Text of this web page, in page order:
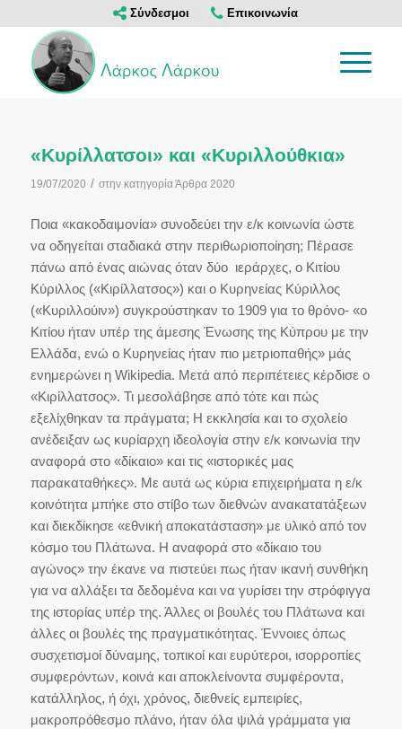
Σύνδεσμοι Επικοινωνία
«Κυρίλλατσοι» και «Κυριλλούθκια»
19/07/2020 / στην κατηγορίαΆρθρα 2020
Ποια «κακοδαιμονία» συνοδεύει την ε/κ κοινωνία ώστε
να οδηγείται σταδιακά στην περιθωριοποίηση; Πέρασε
πάνω από ένας αιώνας όταν δύο ιεράρχες, ο Κιτίου
Κύριλλος («Κιρίλλατσος») και ο Κυρηνείας Κύριλλος
(«Κυριλλούιν») συγκρούστηκαν το 1909 για το θρόνο- «ο
Κιτίου ήταν υπέρ της άμεσης Ένωσης της Κύπρου με την
Ελλάδα, ενώ ο Κυρηνείας ήταν πιο μετριοπαθής» μάς
ενημερώνει η Wikipedia. Μετά από περιπέτειες κέρδισε ο
«Κιρίλλατσος». Τι μεσολάβησε από τότε και πώς
εξελίχθηκαν τα πράγματα; Η εκκλησία και το σχολείο
ανέδειξαν ως κυρίαρχη ιδεολογία στην ε/κ κοινωνία την
αναφορά στο «δίκαιο» και τις «ιστορικές μας
παρακαταθήκες». Με αυτά ως κύρια επιχειρήματα η ε/κ
κοινότητα μπήκε στο στίβο των διεθνών ανακατατάξεων
και διεκδίκησε «εθνική αποκατάσταση» με υλικό από τον
κόσμο του Πλάτωνα. Η αναφορά στο «δίκαιο του
αγώνος» την έκανε να πιστεύει πως ήταν ικανή συνθήκη
για να αλλάξει τα δεδομένα και να γυρίσει την στρόφιγγα
της ιστορίας υπέρ της. Άλλες οι βουλές του Πλάτωνα και
άλλες οι βουλές της πραγματικότητας. Έννοιες όπως
συσχετισμοί δύναμης, τοπικοί και ευρύτεροι, ισορροπίες
συμφερόντων, κοινά και αποκλείνοντα συμφέροντα,
κατάλληλος, ή όχι, χρόνος, διεθνείς εμπειρίες,
μακροπρόθεσμο πλάνο, ήταν όλα ψιλά γράμματα για